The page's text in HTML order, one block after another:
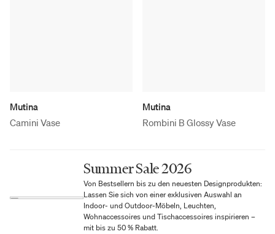
Mutina
Camini Vase
Mutina
Rombini B Glossy Vase
Summer Sale 2026
Von Bestsellern bis zu den neuesten Designprodukten:
Lassen Sie sich von einer exklusiven Auswahl an
Indoor- und Outdoor-Möbeln, Leuchten,
Wohnaccessoires und Tischaccessoires inspirieren –
mit bis zu 50 % Rabatt.